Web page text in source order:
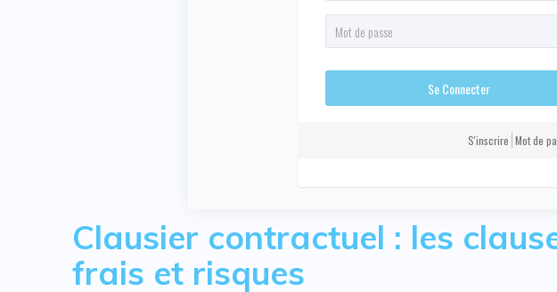
S'inscrire Mot de
Clausier contractuel : les
frais et risques